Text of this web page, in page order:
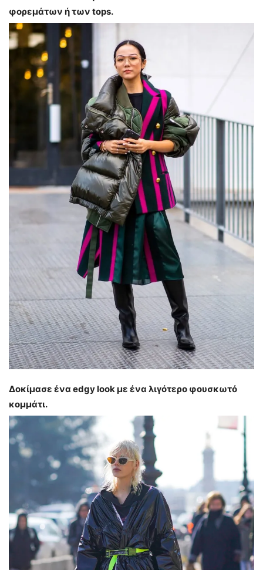
φορεμάτων ή των tops.
Δοκίμασε ένα edgy look με ένα λιγότερο φουσκωτό
κομμάτι.